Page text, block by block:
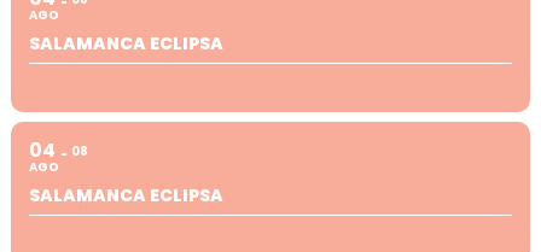
AGO
SALAMANCA ECLIPSA
04
AGO
08
SALAMANCA ECLIPSA